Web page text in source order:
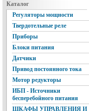
Каталог
Регуляторы мощности
Твердотельные реле
Приборы
Блоки питания
Датчики
Привод постоянного тока
Мотор редукторы
ИБП - Источники
бесперебойного питания
ШКАФЫ УПРАВЛЕНИЯ И